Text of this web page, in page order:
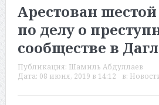
Арестован
по делу о
сообществе в
Публикация: Шамиль Абдуллаев
Дата: 08 июня, 2019 в 14:12 в: